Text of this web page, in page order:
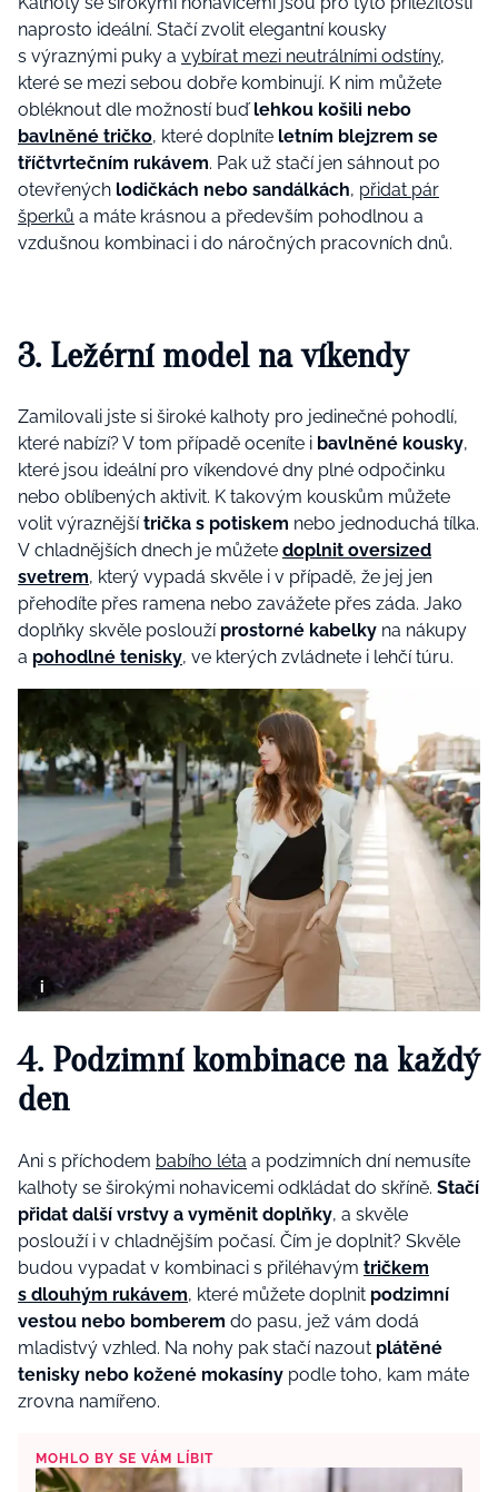
naprosto ideální. Stačí zvolit elegantní kousky
s výraznými puky a vybírat mezi neutrálními odstíny,
které se mezi sebou dobře kombinují. K nim můžete
obléknout dle možností buďlehkou košili nebo
bavlněné tričko, které doplníte letním blejzrem se
tříčtvrtečním rukávem. Pak už stačí jen sáhnout po
otevřených lodičkách nebo sandálkách, přidat pár
šperků a máte krásnou a především pohodlnou a
vzdušnou kombinaci i do náročných pracovních dnů.
3. Ležérní model na víkendy
Zamilovali jste si široké kalhoty pro jedinečné pohodlí,
které nabízí? V tom případě oceníte i bavlněné kousky,
které jsou ideální pro víkendové dny plné odpočinku
nebo oblíbených aktivit. K takovým kouskům můžete
volit výraznějšítrička s potiskem nebo jednoduchá tílka.
V chladnějších dnech je můžete doplnit oversized
svetrem, který vypadá skvěle i v případě, že jej jen
přehodíte přes ramena nebo zavážete přes záda. Jako
doplňky skvěle poslouží prostorné kabelky na nákupy
a pohodlné tenisky, ve kterých zvládnete i lehčí túru.
4. Podzimní kombinace na každý
den
Ani s příchodem babího léta a podzimních dní nemusíte
kalhoty se širokými nohavicemi odkládat do skříně. Stačí
přidat další vrstvy a vyměnit doplňky, a skvěle
poslouží i v chladnějším počasí. Čím je doplnit? Skvěle
budou vypadat v kombinaci s přiléhavým tričkem
s dlouhým rukávem, které můžete doplnit podzimní
vestou nebo bomberem do pasu, jež vám dodá
mladistvý vzhled. Na nohy pak stačí nazout plátěné
tenisky nebo kožené mokasíny podle toho, kam máte
zrovna namířeno.
MOHLO BY SE VÁM LÍBIT